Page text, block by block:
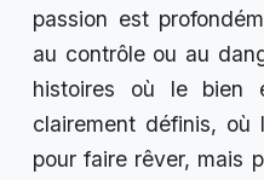
passion est
au contrôle ou au
histoires où le
clairement définis,
pour faire rêver, mais